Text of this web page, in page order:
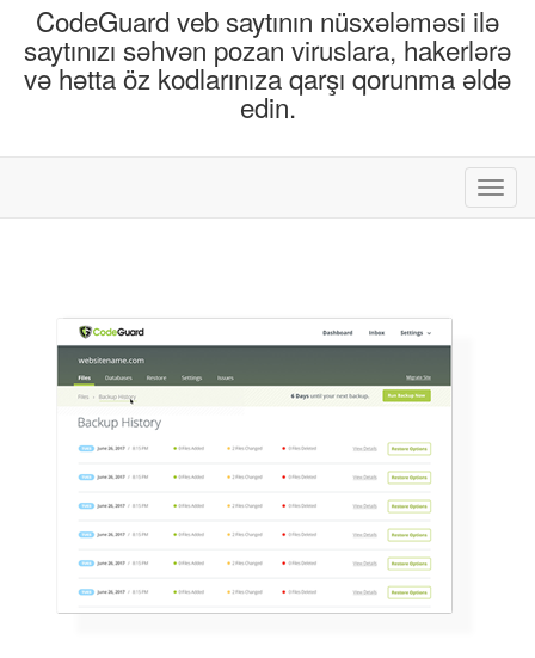
CodeGuard veb saytının nüsxələməsi ilə
saytınızı səhvən pozan viruslara, hakerlərə
və hətta öz kodlarınıza qarşı qorunma əldə
edin.
keçid